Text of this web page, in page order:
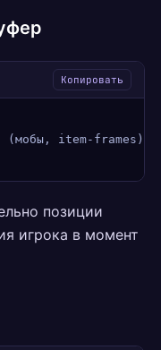
Копировать
item-frames)
позиции
игрока в момент